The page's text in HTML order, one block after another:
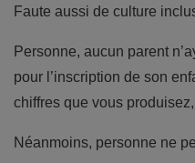
Faute aussi de culture
Personne, aucun parent
pour l’inscription de son
chiffres que vous
Néanmoins, personne ne